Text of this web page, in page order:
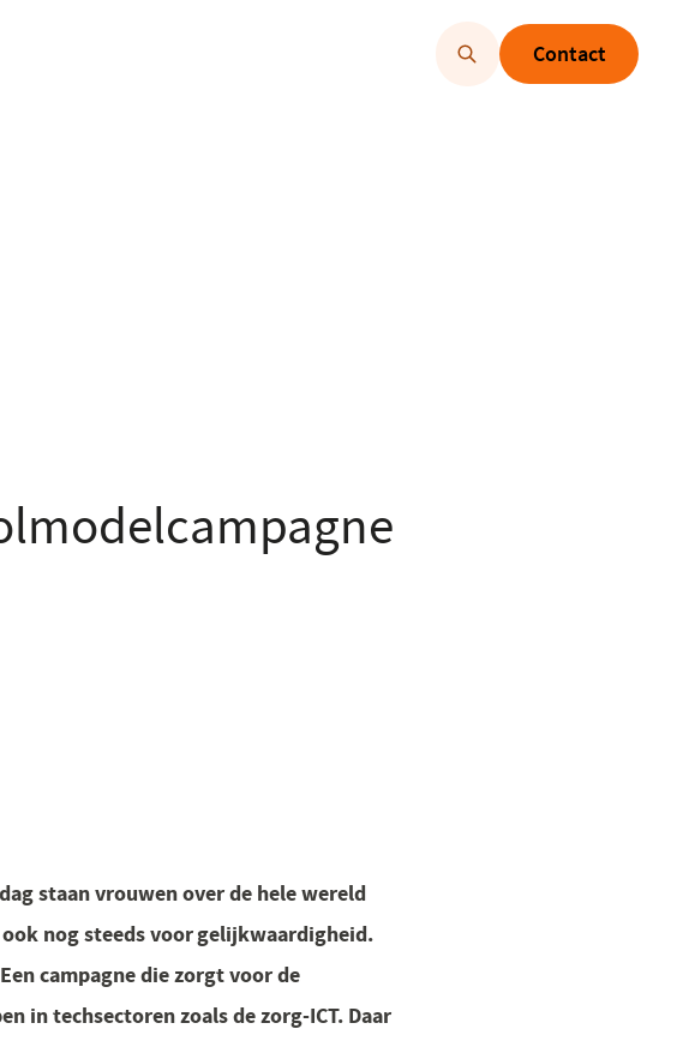
Contact
staan vrouwen over de hele wereld
nog steeds voor gelijkwaardigheid.
campagne die zorgt voor de
in techsectoren zoals de zorg-ICT. Daar